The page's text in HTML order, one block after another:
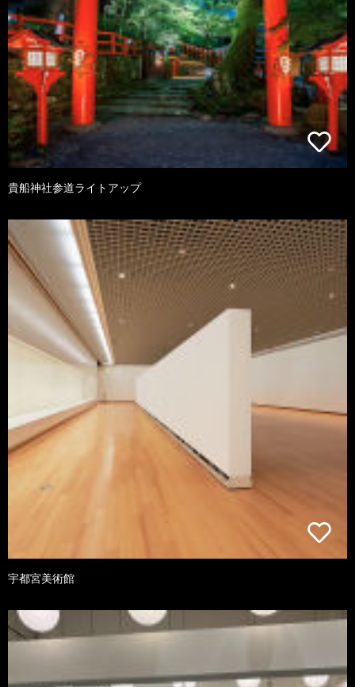
貴船神社参道ライトアップ
宇都宮美術館